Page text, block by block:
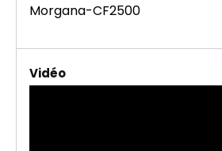
Morgana-CF2500
Vidéo